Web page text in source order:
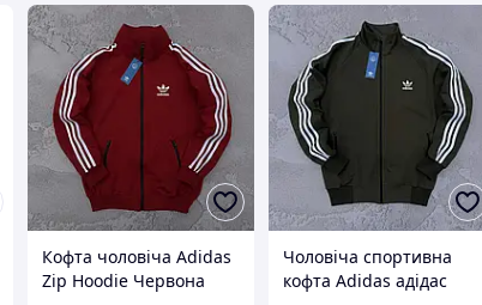
Кофта чоловіча Adidas
Zip Hoodie Червона
Чоловіча спортивна
кофта Adidas адідас